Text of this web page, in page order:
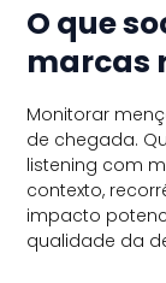
O que
marcas
Monitorar
de chegada.
listening com
contexto,
impacto
qualidade da